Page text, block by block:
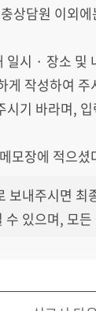
상담원 이외
시 · 장소
작성하여
기 바라며,
모장에 적으
보내주시면 최
수 있으며, 모